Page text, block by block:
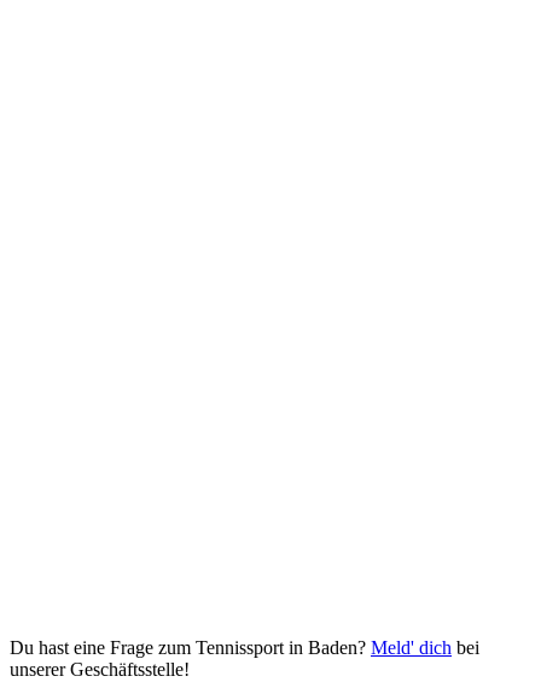
Du hast eine Frage zum Tennissport in Baden? Meld' dich bei
unserer Geschäftsstelle!